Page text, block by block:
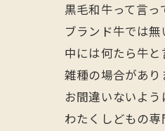
黒毛和牛って言
ブランド牛では無
中には何たら牛と
雑種の場合があり
お間違いないよう
わたくしどもの専